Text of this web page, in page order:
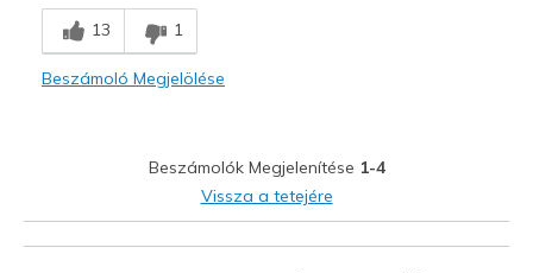
Kontra
Need Break In
No support
13 1
Beszámoló Megjelölése
Beszámolók Megjelenítése 1-4
Vissza a tetejére